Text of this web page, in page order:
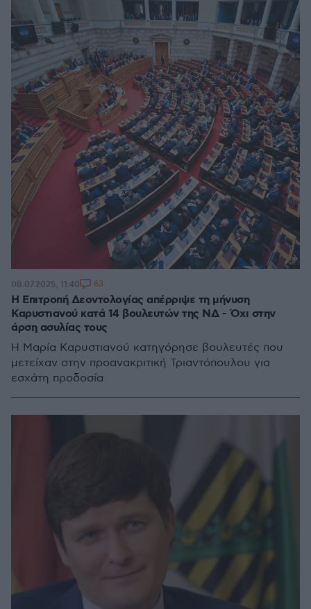
Η Επιτροπή Δεοντολογίας απέρριψε τη μήνυση
Καρυστιανού κατά 14 βουλευτών της ΝΔ - Όχι στην
άρση ασυλίας τους
Η Μαρία Καρυστιανού κατηγόρησε βουλευτές που
μετείχαν στην προανακριτική Τριαντόπουλου για
εσχάτη προδοσία
08.07.2025, 11:40 63